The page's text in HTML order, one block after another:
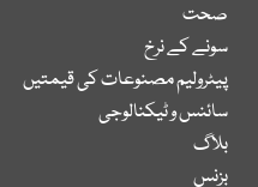
صحت
سونے کے نرخ
پیٹرولیم مصنوعات کی قیمتیں
سائنس و ٹیکنالوجی
بلاگ
بزنس